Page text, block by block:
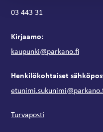
03 443 31
Kirjaamo:
kaupunki@parkano.fi
Henkilökohtaiset
Turvaposti